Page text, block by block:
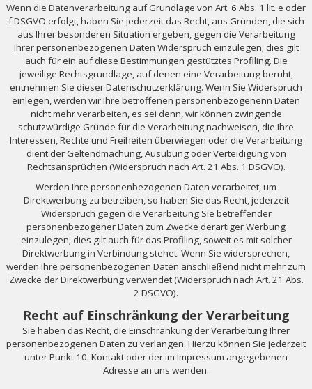
Wenn die Datenverarbeitung auf Grundlage von Art. 6 Abs. 1 lit. e oder
f DSGVO erfolgt, haben Sie jederzeit das Recht, aus Gründen, die sich
aus Ihrer besonderen Situation ergeben, gegen die Verarbeitung
Ihrer personenbezogenen Daten Widerspruch einzulegen; dies gilt
auch für ein auf diese Bestimmungen gestütztes Profiling. Die
jeweilige Rechtsgrundlage, auf denen eine Verarbeitung beruht,
entnehmen Sie dieser Datenschutzerklärung. Wenn Sie Widerspruch
einlegen, werden wir Ihre betroffenen personenbezogenenn Daten
nicht mehr verarbeiten, es sei denn, wir können zwingende
schutzwürdige Gründe für die Verarbeitung nachweisen, die Ihre
Interessen, Rechte und Freiheiten überwiegen oder die Verarbeitung
dient der Geltendmachung, Ausübung oder Verteidigung von
Rechtsansprüchen (Widerspruch nach Art. 21 Abs. 1 DSGVO).
Werden Ihre personenbezogenen Daten verarbeitet, um
Direktwerbung zu betreiben, so haben Sie das Recht, jederzeit
Widerspruch gegen die Verarbeitung Sie betreffender
personenbezogener Daten zum Zwecke derartiger Werbung
einzulegen; dies gilt auch für das Profiling, soweit es mit solcher
Direktwerbung in Verbindung stehet. Wenn Sie widersprechen,
werden Ihre personenbezogenen Daten anschließend nicht mehr zum
Zwecke der Direktwerbung verwendet (Widerspruch nach Art. 21 Abs.
2 DSGVO).
Recht auf Einschränkung der Verarbeitung
Sie haben das Recht, die Einschränkung der Verarbeitung Ihrer
personenbezogenen Daten zu verlangen. Hierzu können Sie jederzeit
unter Punkt 10. Kontakt oder der im Impressum angegebenen
Adresse an uns wenden.